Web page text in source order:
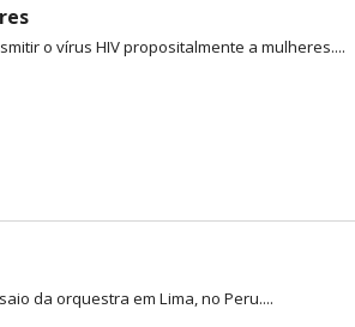
o vírus HIV propositalmente a mulheres....
da orquestra em Lima, no Peru....